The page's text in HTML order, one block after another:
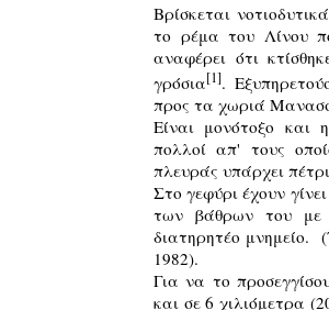
Βρίσκεται
το ρέμα του Λίνου
αναφέρει ότι
γρόσια[1].
προς τα χωριά
Είναι μονότοξο
πολλοί απ' τους
πλευράς υπάρχει
Στο γεφύρι έχουν
των βάθρων του με
διατηρητέο
1982).
Για να το
και σε 6 χιλιόμετρα